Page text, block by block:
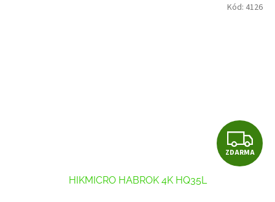
Z
D
ZDARMA
HIKMICRO HABROK 4K HQ35L
Kód: 4126